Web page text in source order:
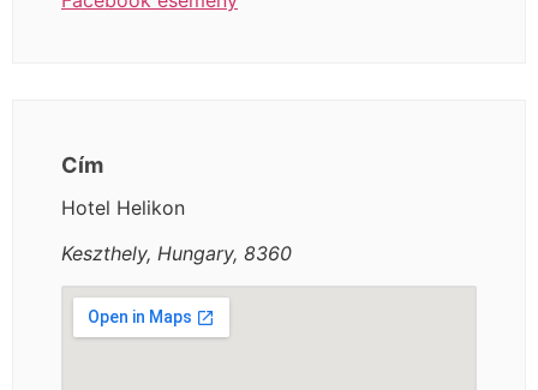
Cím
Hotel Helikon
Keszthely, Hungary, 8360